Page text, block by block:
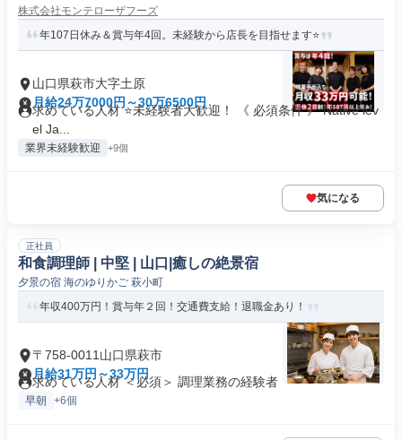
株式会社モンテローザフーズ
年107日休み＆賞与年4回。未経験から店長を目指せます⭐️
山口県萩市大字土原
月給24万7000円～30万6500円
求めている人材 ⭐未経験者大歓迎！ 《 必須条件 》 Native lev
el Ja...
業界未経験歓迎 +9個
気になる
正社員
和食調理師 | 中堅 | 山口|癒しの絶景宿
夕景の宿 海のゆりかご 萩小町
年収400万円！賞与年２回！交通費支給！退職金あり！
〒758-0011山口県萩市
月給31万円～33万円
求めている人材 ＜必須＞ 調理業務の経験者
早朝 +6個